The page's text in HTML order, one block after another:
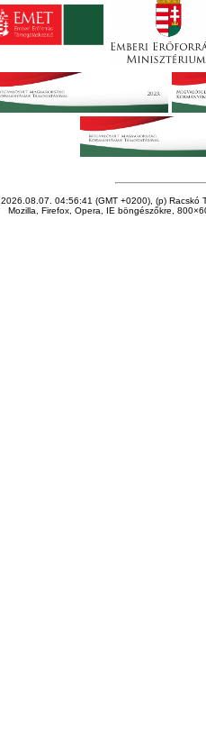
2026.08.07. 04:56:41 (GMT +0200), (p) Racskó
Mozilla, Firefox, Opera, IE böngészőkre,